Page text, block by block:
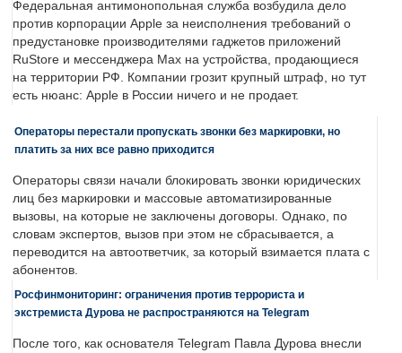
Федеральная антимонопольная служба возбудила дело
против корпорации Apple за неисполнения требований о
предустановке производителями гаджетов приложений
RuStore и мессенджера Max на устройства, продающиеся
на территории РФ. Компании грозит крупный штраф, но тут
есть нюанс: Apple в России ничего и не продает.
Операторы перестали пропускать звонки без маркировки, но
платить за них все равно приходится
Операторы связи начали блокировать звонки юридических
лиц без маркировки и массовые автоматизированные
вызовы, на которые не заключены договоры. Однако, по
словам экспертов, вызов при этом не сбрасывается, а
переводится на автоответчик, за который взимается плата с
абонентов.
Росфинмониторинг: ограничения против террориста и
экстремиста Дурова не распространяются на Telegram
После того, как основателя Telegram Павла Дурова внесли